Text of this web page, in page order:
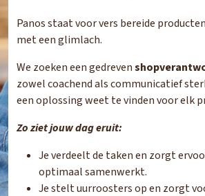
Panos staat voor vers bereide
met een glimlach.
We zoeken een gedreven
zowel coachend als communicatief
een oplossing weet te vinden voor elk
Zo ziet jouw dag eruit:
Je verdeelt de taken en zorgt
optimaal samenwerkt.
Je stelt uurroosters op en zorgt